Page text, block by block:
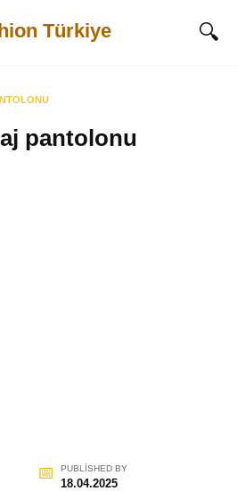
Türkiye
pantolonu
PUBLISHED BY
18.04.2025